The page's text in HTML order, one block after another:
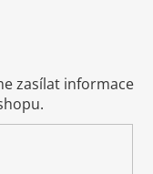
zasílat informace